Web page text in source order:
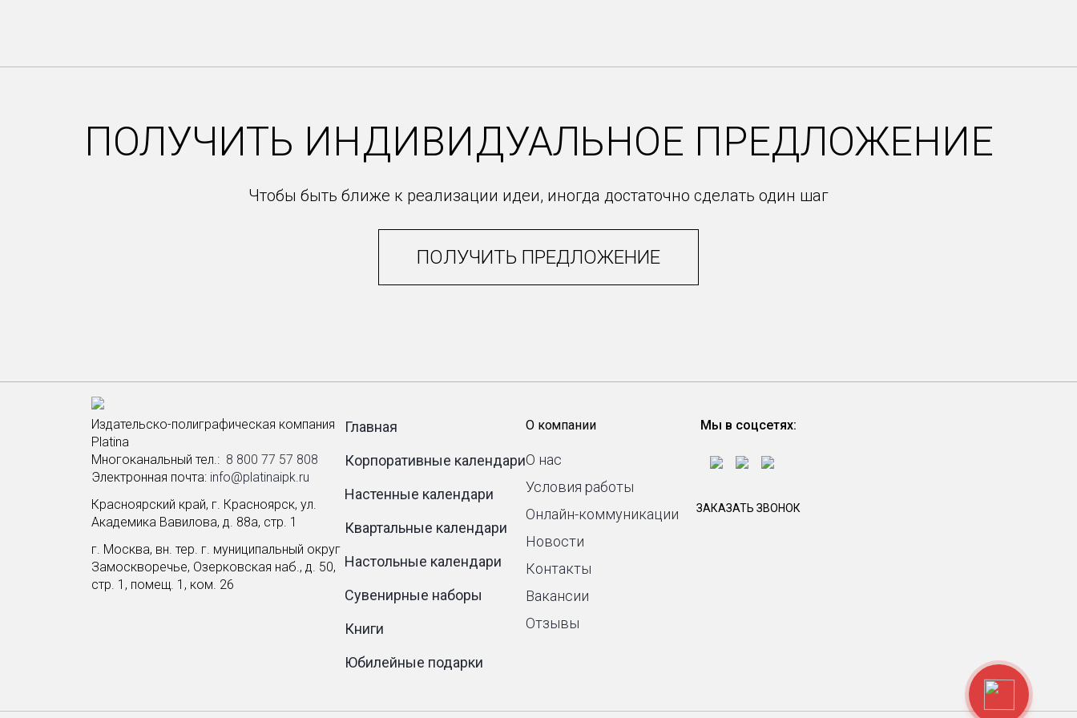
47
ПОЛУЧИТЬ ИНДИВИДУАЛЬНОЕ ПРЕДЛОЖЕНИЕ
Чтобы быть ближе к реализации идеи, иногда достаточно сделать один шаг
ПОЛУЧИТЬ ПРЕДЛОЖЕНИЕ
Издательско-полиграфическая компания
Platina
Многоканальный тел.: ­ 8 800 77 57 808
Электронная почта: info@platinaipk.ru
Красноярский край, г. Красноярск, ул.
Академика Вавилова, д. 88а, стр. 1
г. Москва, вн. тер. г. муниципальный округ
Замоскворечье, Озерковская наб., д. 50,
стр. 1, помещ. 1, ком. 26
Главная
Корпоративные календари
Настенные календари
Квартальные календари
Настольные календари
Сувенирные наборы
Книги
Юбилейные подарки
О компании
О нас
Условия работы
Онлайн-коммуникации
Новости
Контакты
Вакансии
Отзывы
Мы в соцсетях:
ЗАКАЗАТЬ ЗВОНОК